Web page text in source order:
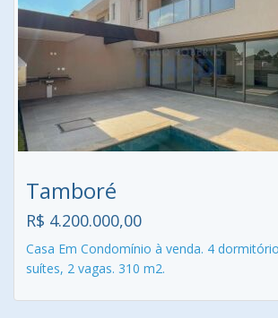
Tamboré
R$ 4.200.000,00
Casa Em Condomínio à venda. 4
suítes, 2 vagas. 310 m2.